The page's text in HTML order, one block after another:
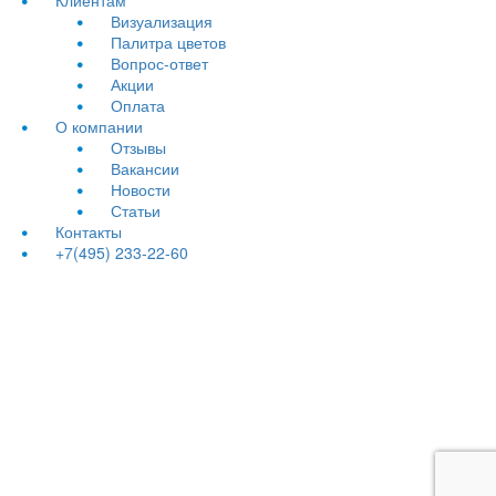
Визуализация
Палитра цветов
Вопрос-ответ
Акции
Оплата
О компании
Отзывы
Вакансии
Новости
Статьи
Контакты
+7(495) 233-22-60